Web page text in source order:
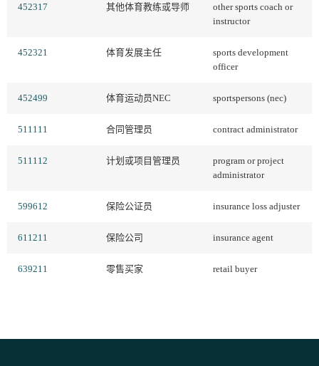
452317 其他体育教练或导师
other sports coach or
instructor
452321 体育发展主任
sports development
officer
452499 体育运动员NEC sportspersons (nec)
511111 合同管理员 contract administrator
511112 计划或项目管理员
program or project
administrator
599612 保险公证员 insurance loss adjuster
611211 保险公司 insurance agent
639211 零售买家 retail buyer